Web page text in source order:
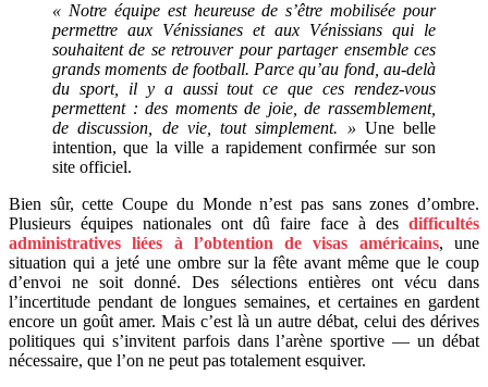
« Notre équipe est heureuse de s’être mobilisée pour
permettre aux Vénissianes et aux Vénissians qui le
souhaitent de se retrouver pour partager ensemble ces
grands moments de football. Parce qu’au fond, au-delà
du sport, il y a aussi tout ce que ces rendez-vous
permettent : des moments de joie, de rassemblement,
de discussion, de vie, tout simplement. » Une belle
intention, que la ville a rapidement confirmée sur son
site officiel.
Bien sûr, cette Coupe du Monde n’est pas sans zones d’ombre.
Plusieurs équipes nationales ont dû faire face à des difficultés
administratives liées à l’obtention de visas américains, une
situation qui a jeté une ombre sur la fête avant même que le coup
d’envoi ne soit donné. Des sélections entières ont vécu dans
l’incertitude pendant de longues semaines, et certaines en gardent
encore un goût amer. Mais c’est là un autre débat, celui des dérives
politiques qui s’invitent parfois dans l’arène sportive — un débat
nécessaire, que l’on ne peut pas totalement esquiver.